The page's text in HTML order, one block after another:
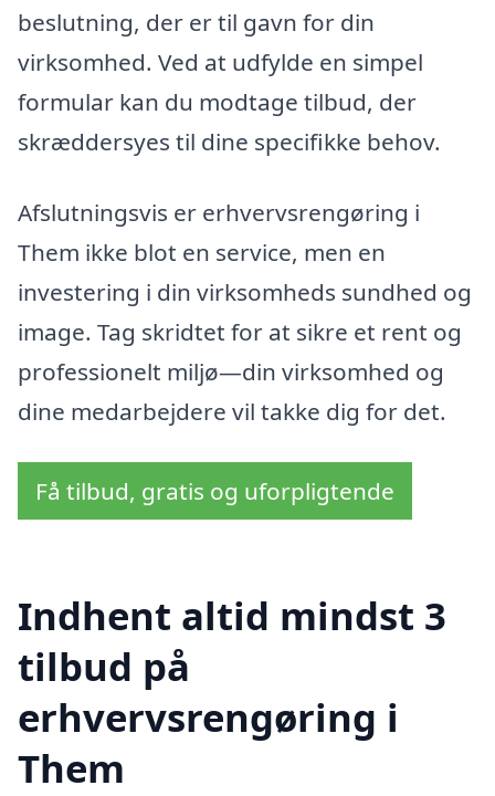
beslutning, der er til gavn for din
virksomhed. Ved at udfylde en simpel
formular kan du modtage tilbud, der
skræddersyes til dine specifikke behov.
Afslutningsvis er erhvervsrengøring i
Them ikke blot en service, men en
investering i din virksomheds sundhed og
image. Tag skridtet for at sikre et rent og
professionelt miljø—din virksomhed og
dine medarbejdere vil takke dig for det.
Få tilbud, gratis og uforpligtende
Indhent altid mindst 3
tilbud på
erhvervsrengøring i
Them